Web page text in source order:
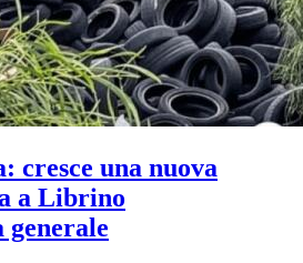
cresce una nuova
a Librino
generale